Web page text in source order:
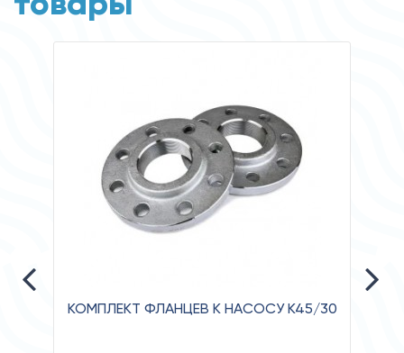
КОМПЛЕКТ ФЛАНЦЕВ К НАСОСУ К45/30